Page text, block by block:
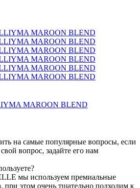
MAROON BLEND
на самые популярные вопросы, если
вопрос, задайте его нам
мы используем премиальные
при этом очень тщательно подходим к